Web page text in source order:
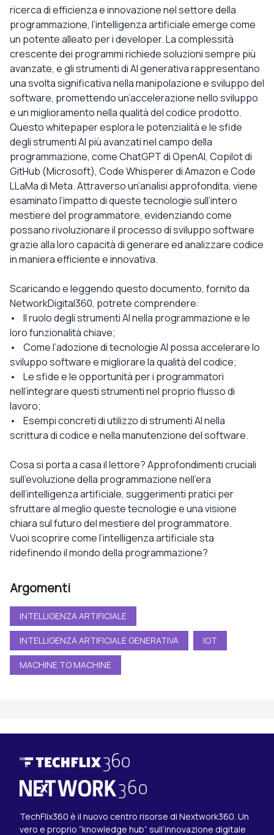
ricerca di efficienza e innovazione nel settore della
programmazione, l’intelligenza artificiale emerge come
un potente alleato per i developer. La complessità
crescente dei programmi richiede soluzioni sempre più
avanzate, e gli strumenti di AI generativa rappresentano
una svolta significativa nella manipolazione e sviluppo del
software, promettendo un’accelerazione nello sviluppo
e un miglioramento nella qualità del codice prodotto.
Questo whitepaper esplora le potenzialità e le sfide
degli strumenti AI più avanzati nel campo della
programmazione, come ChatGPT di OpenAI, Copilot di
GitHub (Microsoft), Code Whisperer di Amazon e Code
LLaMa di Meta. Attraverso un’analisi approfondita, viene
esaminato l’impatto di queste tecnologie sull’intero
mestiere del programmatore, evidenziando come
possano rivoluzionare il processo di sviluppo software
grazie alla loro capacità di generare ed analizzare codice
in maniera efficiente e innovativa.
Scaricando e leggendo questo documento, fornito da
NetworkDigital360, potrete comprendere:
• Il ruolo degli strumenti AI nella programmazione e le
loro funzionalità chiave;
• Come l’adozione di tecnologie AI possa accelerare lo
sviluppo software e migliorare la qualità del codice;
• Le sfide e le opportunità per i programmatori
nell’integrare questi strumenti nel proprio flusso di
lavoro;
• Esempi concreti di utilizzo di strumenti AI nella
scrittura di codice e nella manutenzione del software.
Cosa si porta a casa il lettore? Approfondimenti cruciali
sull’evoluzione della programmazione nell’era
dell’intelligenza artificiale, suggerimenti pratici per
sfruttare al meglio queste tecnologie e una visione
chiara sul futuro del mestiere del programmatore.
Vuoi scoprire come l’intelligenza artificiale sta
ridefinendo il mondo della programmazione?
Argomenti
INTELLIGENZA ARTIFICIALE
INTELLIGENZA ARTIFICIALE GENERATIVA IOT
MACHINE TO MACHINE
TechFlix360 è il nuovo centro risorse di Nextwork360. Un
vero e proprio “knowledge hub” sull’innovazione digitale